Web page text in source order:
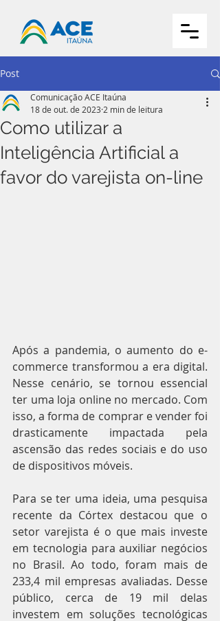
Post
Como utilizar a
Inteligência Artificial a
favor do varejista on-line
Comunicação ACE Itaúna
18 de out. de 2023 2 min de leitura
Após a pandemia, o aumento do e-
commerce transformou a era digital.
Nesse cenário, se tornou essencial
ter uma loja online no mercado. Com
isso, a forma de comprar e vender foi
drasticamente impactada pela
ascensão das redes sociais e do uso
de dispositivos móveis.
Para se ter uma ideia, uma pesquisa
recente da Córtex destacou que o
setor varejista é o que mais investe
em tecnologia para auxiliar negócios
no Brasil. Ao todo, foram mais de
233,4 mil empresas avaliadas. Desse
público, cerca de 19 mil delas
investem em soluções tecnológicas